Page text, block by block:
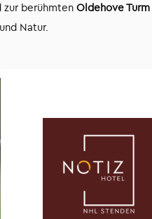
zur berühmten Oldehove Turm
Natur.